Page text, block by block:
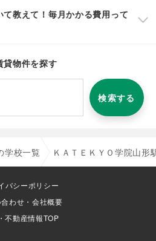
教えて！毎月かかる費用って
貸物件を探す
検索する
学校一覧 ＫＡＴＥＫＹＯ学院山形
バシーポリシー
わせ・会社概要
不動産情報TOP